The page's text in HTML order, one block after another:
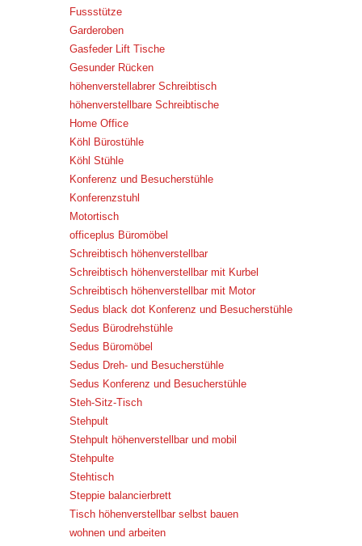
Fussstütze
Garderoben
Gasfeder Lift Tische
Gesunder Rücken
höhenverstellabrer Schreibtisch
höhenverstellbare Schreibtische
Home Office
Köhl Bürostühle
Köhl Stühle
Konferenz und Besucherstühle
Konferenzstuhl
Motortisch
officeplus Büromöbel
Schreibtisch höhenverstellbar
Schreibtisch höhenverstellbar mit Kurbel
Schreibtisch höhenverstellbar mit Motor
Sedus black dot Konferenz und Besucherstühle
Sedus Bürodrehstühle
Sedus Büromöbel
Sedus Dreh- und Besucherstühle
Sedus Konferenz und Besucherstühle
Steh-Sitz-Tisch
Stehpult
Stehpult höhenverstellbar und mobil
Stehpulte
Stehtisch
Steppie balancierbrett
Tisch höhenverstellbar selbst bauen
wohnen und arbeiten